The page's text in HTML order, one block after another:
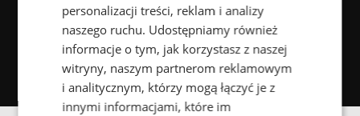
Motoryzacja E-mobilność i infrastruktura
Górnictwo
FRENCH
PORTUGESE
SPANISH
personalizacji treści, reklam i analizy
naszego ruchu. Udostępniamy również
informacje o tym, jak korzystasz z naszej
witryny, naszym partnerom reklamowym
i analitycznym, którzy mogą łączyć je z
innymi informacjami, które im